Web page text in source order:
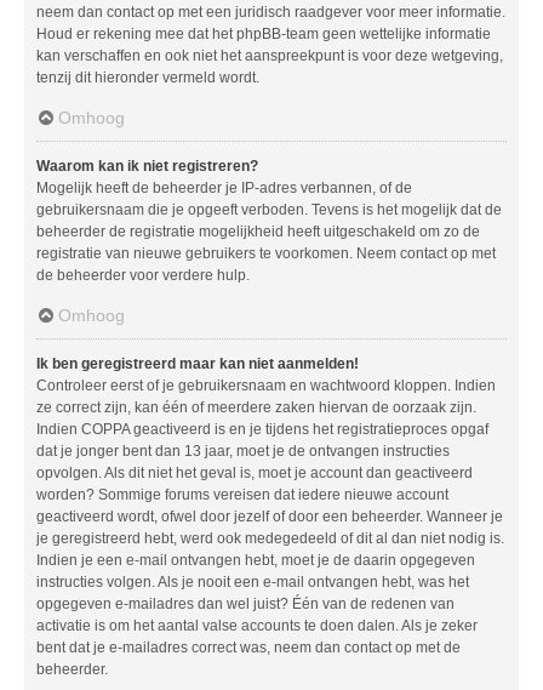
neem dan contact op met een juridisch raadgever voor meer informatie.
Houd er rekening mee dat het phpBB-team geen wettelijke informatie
kan verschaffen en ook niet het aanspreekpunt is voor deze wetgeving,
tenzij dit hieronder vermeld wordt.
Omhoog
Waarom kan ik niet registreren?
Mogelijk heeft de beheerder je IP-adres verbannen, of de
gebruikersnaam die je opgeeft verboden. Tevens is het mogelijk dat de
beheerder de registratie mogelijkheid heeft uitgeschakeld om zo de
registratie van nieuwe gebruikers te voorkomen. Neem contact op met
de beheerder voor verdere hulp.
Omhoog
Ik ben geregistreerd maar kan niet aanmelden!
Controleer eerst of je gebruikersnaam en wachtwoord kloppen. Indien
ze correct zijn, kan één of meerdere zaken hiervan de oorzaak zijn.
Indien COPPA geactiveerd is en je tijdens het registratieproces opgaf
dat je jonger bent dan 13 jaar, moet je de ontvangen instructies
opvolgen. Als dit niet het geval is, moet je account dan geactiveerd
worden? Sommige forums vereisen dat iedere nieuwe account
geactiveerd wordt, ofwel door jezelf of door een beheerder. Wanneer je
je geregistreerd hebt, werd ook medegedeeld of dit al dan niet nodig is.
Indien je een e-mail ontvangen hebt, moet je de daarin opgegeven
instructies volgen. Als je nooit een e-mail ontvangen hebt, was het
opgegeven e-mailadres dan wel juist? Één van de redenen van
activatie is om het aantal valse accounts te doen dalen. Als je zeker
bent dat je e-mailadres correct was, neem dan contact op met de
beheerder.